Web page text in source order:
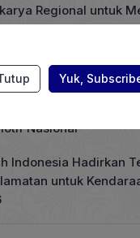
Regional untuk
Perhutanan
Betawi 100 Tahun
Nasional
Indonesia Hadirkan
untuk
Yuk,